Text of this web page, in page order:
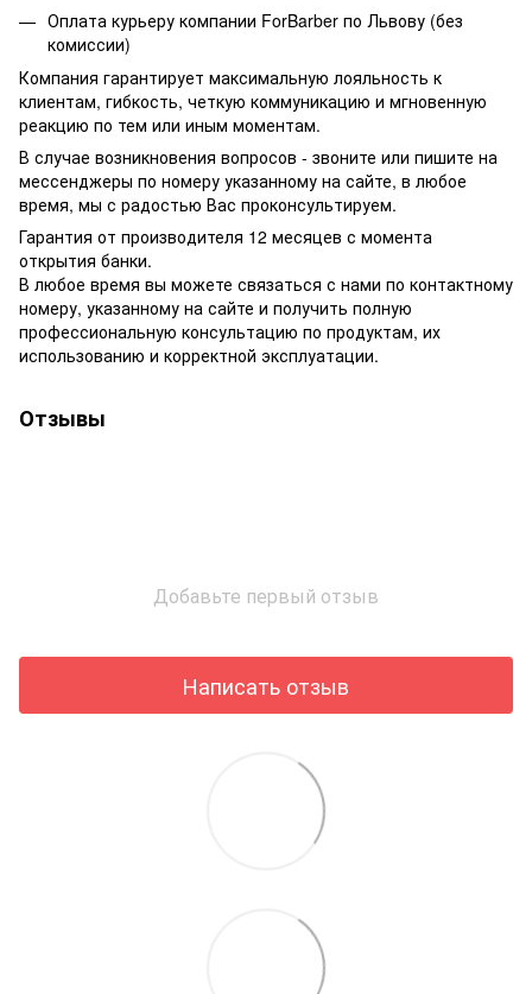
Оплата курьеру компании ForBarber по Львову (без
комиссии)
Компания гарантирует максимальную лояльность к
клиентам, гибкость, четкую коммуникацию и мгновенную
реакцию по тем или иным моментам.
В случае возникновения вопросов - звоните или пишите на
мессенджеры по номеру указанному на сайте, в любое
время, мы с радостью Вас проконсультируем.
Гарантия от производителя 12 месяцев с момента
открытия банки.
В любое время вы можете связаться с нами по контактному
номеру, указанному на сайте и получить полную
профессиональную консультацию по продуктам, их
использованию и корректной эксплуатации.
Отзывы
Добавьте первый отзыв
Написать отзыв